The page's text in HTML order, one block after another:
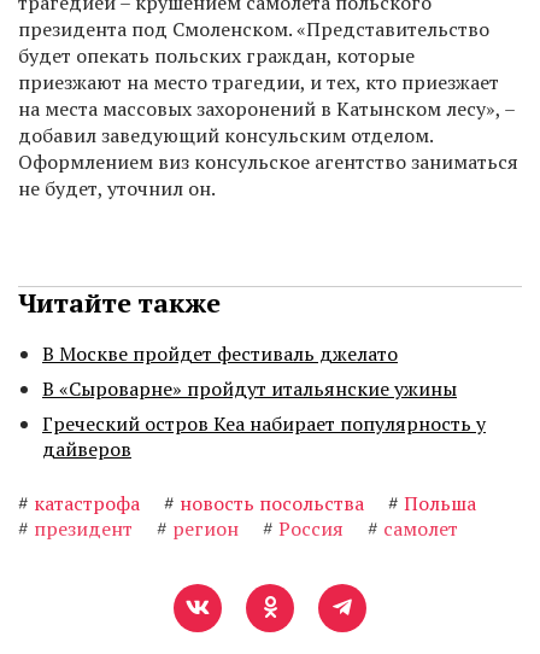
президента под Смоленском. «Представительство
будет опекать польских граждан, которые
приезжают на место трагедии, и тех, кто приезжает
на места массовых захоронений в Катынском лесу», –
добавил заведующий консульским отделом.
Оформлением виз консульское агентство заниматься
не будет, уточнил он.
Читайте также
В Москве пройдет фестиваль джелато
В «Сыроварне» пройдут итальянские ужины
Греческий остров Кеа набирает популярность у
дайверов
# катастрофа # новость посольства # Польша
# президент # регион # Россия # самолет